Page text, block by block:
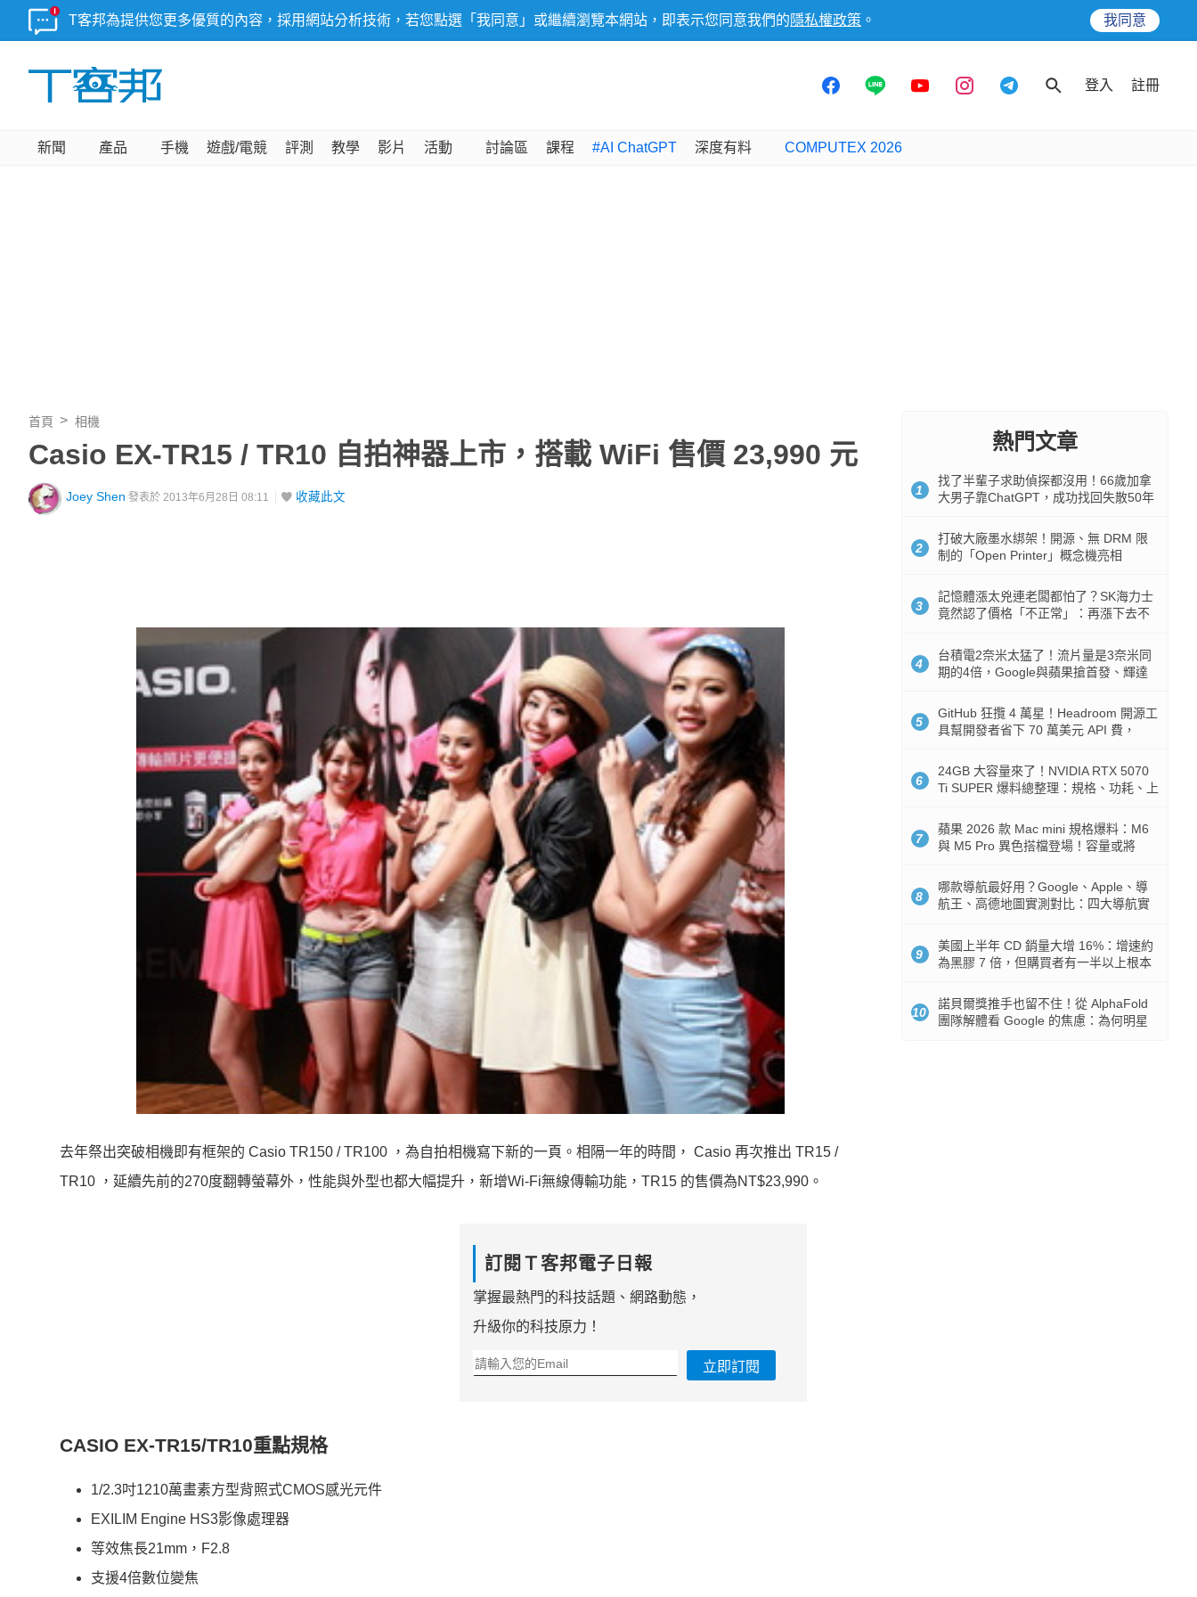
T客邦為提供您更多優質的內容，採用網站分析技術，若您點選「我同意」或繼續瀏覽本網站，即表示您同意我們的 隱私權政策 。 我同意
登入 註冊
新聞 產品 手機 遊戲/電競 評測 教學 影片 活動 討論區 課程 #AI ChatGPT 深度有料 COMPUTEX 2026
首頁 相機
Casio EX-TR15 / TR10 自拍神器上市，搭載 WiFi 售價 23,990 元
Joey Shen 發表於 2013年6月28日 08:11 收藏此文
去年祭出突破相機即有框架的 Casio TR150 / TR100 ，為自拍相機寫下新的一頁。相隔一年的時間， Casio 再次推出 TR15 /
TR10 ，延續先前的270度翻轉螢幕外，性能與外型也都大幅提升，新增Wi-Fi無線傳輸功能，TR15 的售價為NT$23,990。
訂閱Ｔ客邦電子日報
掌握最熱門的科技話題、網路動態，
升級你的科技原力！
立即訂閱
CASIO EX-TR15/TR10重點規格
1/2.3吋1210萬畫素方型背照式CMOS感光元件
EXILIM Engine HS3影像處理器
等效焦長21mm，F2.8
支援4倍數位變焦
熱門文章
1
找了半輩子求助偵探都沒用！66歲加拿
大男子靠ChatGPT，成功找回失散50年
2
打破大廠墨水綁架！開源、無 DRM 限
制的「Open Printer」概念機亮相
3
記憶體漲太兇連老闆都怕了？SK海力士
竟然認了價格「不正常」：再漲下去不
4
台積電2奈米太猛了！流片量是3奈米同
期的4倍，Google與蘋果搶首發、輝達
5
GitHub 狂攬 4 萬星！Headroom 開源工
具幫開發者省下 70 萬美元 API 費，
6
24GB 大容量來了！NVIDIA RTX 5070
Ti SUPER 爆料總整理：規格、功耗、上
7
蘋果 2026 款 Mac mini 規格爆料：M6
與 M5 Pro 異色搭檔登場！容量或將
8
哪款導航最好用？Google、Apple、導
航王、高德地圖實測對比：四大導航實
9
美國上半年 CD 銷量大增 16%：增速約
為黑膠 7 倍，但購買者有一半以上根本
10
諾貝爾獎推手也留不住！從 AlphaFold
團隊解體看 Google 的焦慮：為何明星